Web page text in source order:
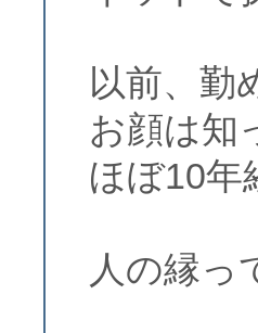
以前、勤
お顔は知
ほぼ10年
人の縁っ